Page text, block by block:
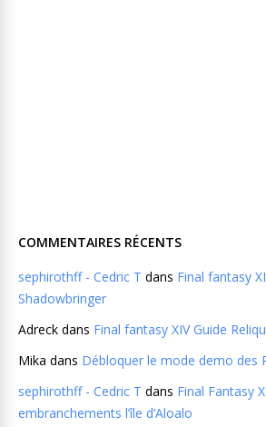
COMMENTAIRES RÉCENTS
sephirothff - Cedric T dans Final fantasy
Shadowbringer
Adreck dans Final fantasy XIV Guide
Mika dans Débloquer le mode demo des
sephirothff - Cedric T dans Final Fantasy
embranchements l’île d’Aloalo